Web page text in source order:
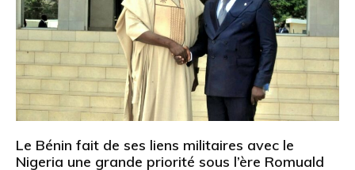
Le Bénin fait de ses liens militaires avec le
Nigeria une grande priorité sous l’ère Romuald